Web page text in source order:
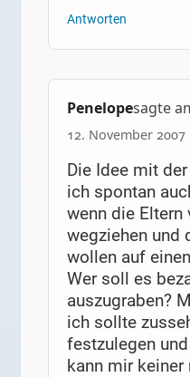
Antworten
Penelopesagte
12. November 2007
Die Idee mit
ich spontan
wenn die Eltern
wegziehen und
wollen auf
Wer soll es
auszugraben?
ich sollte
festzulegen
kann mir keiner